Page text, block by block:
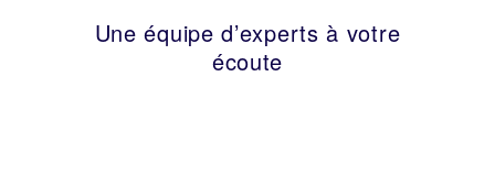
Une équipe d’experts à votre
écoute